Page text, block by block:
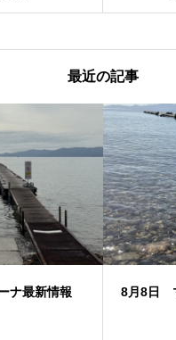
最近の記事
ナ最新情報 8月8日